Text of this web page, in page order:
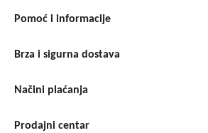
Pomoć i informacije
Brza i sigurna dostava
Načini plaćanja
Prodajni centar